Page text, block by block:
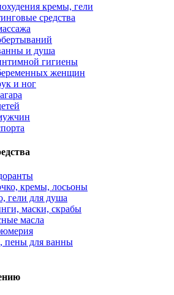
кремы, гели
средства
и душа
гигиены
женщин
и ног
кремы, лосьоны
гели для душа
маски, скрабы
масла
пены для ванны